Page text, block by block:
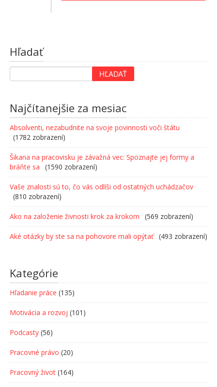
Hľadať
Najčítanejšie za mesiac
Absolventi, nezabudnite na svoje povinnosti voči štátu
(1782 zobrazení)
Šikana na pracovisku je závažná vec: Spoznajte jej formy a
bráňte sa
(1590 zobrazení)
Vaše znalosti sú to, čo vás odlíši od ostatných uchádzačov
(810 zobrazení)
Ako na založenie živnosti krok za krokom (569 zobrazení)
Aké otázky by ste sa na pohovore mali opýtať (493 zobrazení)
Kategórie
Hľadanie práce (135)
Motivácia a rozvoj (101)
Podcasty (56)
Pracovné právo (20)
Pracovný život (164)